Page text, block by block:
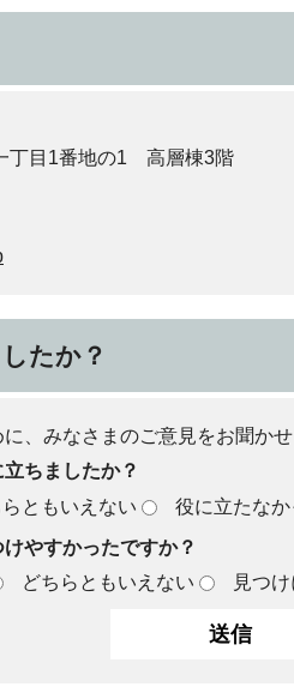
丁目1番地の1 高層棟3階
たか？
、みなさまのご意見をお聞かせ
ちましたか？
らともいえない
役に立たなか
やすかったですか？
どちらともいえない 見つ